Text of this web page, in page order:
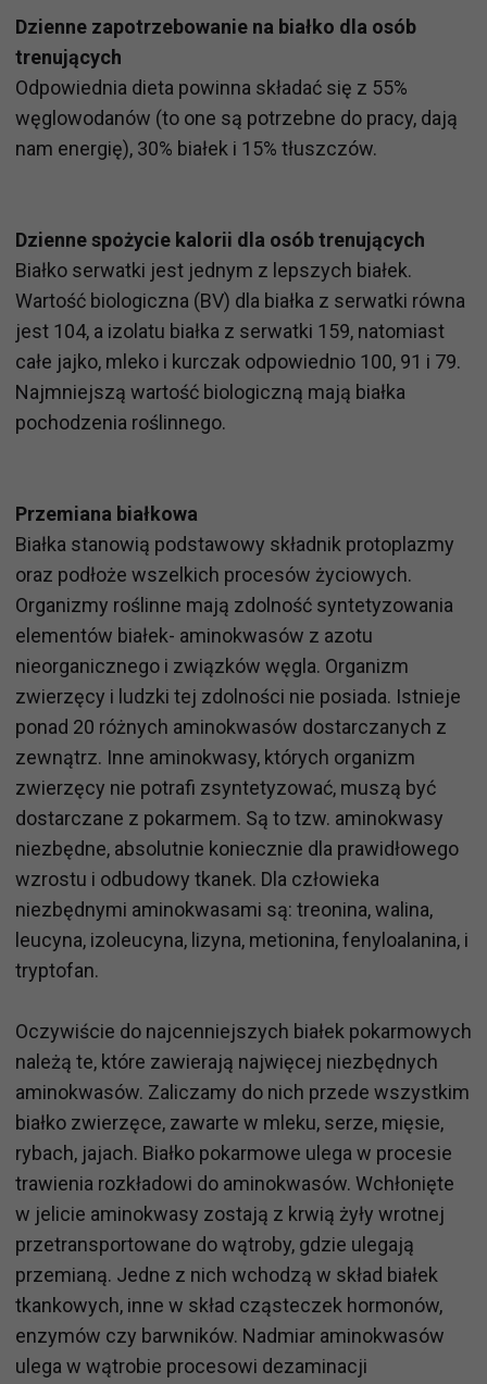
Dzienne zapotrzebowanie na białko dla osób
trenujących
Odpowiednia dieta powinna składać się z 55%
węglowodanów (to one są potrzebne do pracy, dają
nam energię), 30% białek i 15% tłuszczów.
Dzienne spożycie kalorii dla osób trenujących
Białko serwatki jest jednym z lepszych białek.
Wartość biologiczna (BV) dla białka z serwatki równa
jest 104, a izolatu białka z serwatki 159, natomiast
całe jajko, mleko i kurczak odpowiednio 100, 91 i 79.
Najmniejszą wartość biologiczną mają białka
pochodzenia roślinnego.
Przemiana białkowa
Białka stanowią podstawowy składnik protoplazmy
oraz podłoże wszelkich procesów życiowych.
Organizmy roślinne mają zdolność syntetyzowania
elementów białek- aminokwasów z azotu
nieorganicznego i związków węgla. Organizm
zwierzęcy i ludzki tej zdolności nie posiada. Istnieje
ponad 20 różnych aminokwasów dostarczanych z
zewnątrz. Inne aminokwasy, których organizm
zwierzęcy nie potrafi zsyntetyzować, muszą być
dostarczane z pokarmem. Są to tzw. aminokwasy
niezbędne, absolutnie koniecznie dla prawidłowego
wzrostu i odbudowy tkanek. Dla człowieka
niezbędnymi aminokwasami są: treonina, walina,
leucyna, izoleucyna, lizyna, metionina, fenyloalanina, i
tryptofan.
Oczywiście do najcenniejszych białek pokarmowych
należą te, które zawierają najwięcej niezbędnych
aminokwasów. Zaliczamy do nich przede wszystkim
białko zwierzęce, zawarte w mleku, serze, mięsie,
rybach, jajach. Białko pokarmowe ulega w procesie
trawienia rozkładowi do aminokwasów. Wchłonięte
w jelicie aminokwasy zostają z krwią żyły wrotnej
przetransportowane do wątroby, gdzie ulegają
przemianą. Jedne z nich wchodzą w skład białek
tkankowych, inne w skład cząsteczek hormonów,
enzymów czy barwników. Nadmiar aminokwasów
ulega w wątrobie procesowi dezaminacji